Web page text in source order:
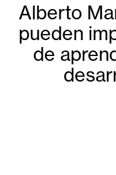
Alberto
pueden
de